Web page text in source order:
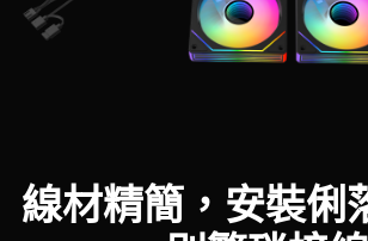
線材精簡，安裝